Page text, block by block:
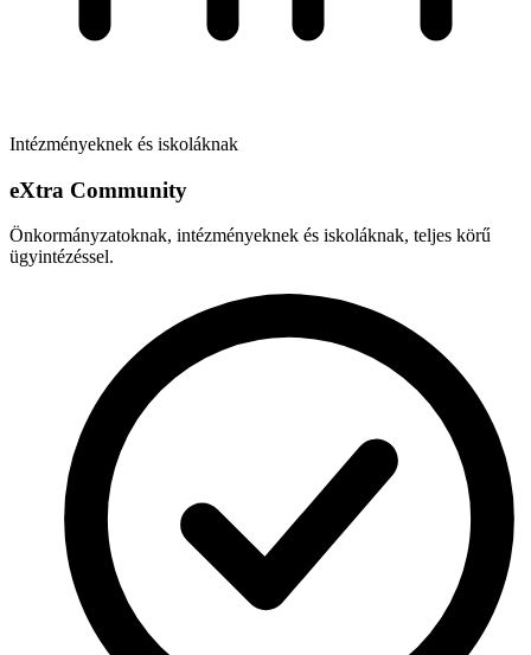
Intézményeknek és iskoláknak
eXtra Community
Önkormányzatoknak, intézményeknek és iskoláknak, teljes körű
ügyintézéssel.